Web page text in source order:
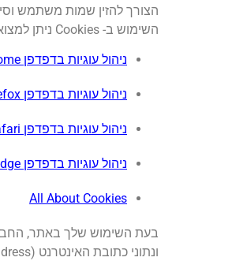
הצורך להזין שמות משתמש
השימוש ב- Cookies ניתן למצוא ישירות בכתובות הבאות:
ניהול עוגיות בדפדפן Google Chrome
ניהול עוגיות בדפדפן Mozilla Firefox
ניהול עוגיות בדפדפן Safari
ניהול עוגיות בדפדפן Microsoft Edge
All About Cookies
בעת השימוש שלך באתר,
ונתוני כתובת האינטרנט (IP Address) שבאמצעותם ניגשת לאתר ועוד.